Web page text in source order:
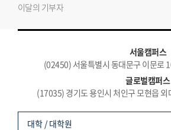
이달의 기부자
서울캠퍼스
(02450) 서울특별시 동대문구 이문로
글로벌캠퍼스
(17035) 경기도 용인시 처인구 모현읍
대학 / 대학원